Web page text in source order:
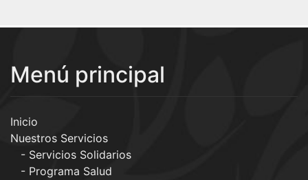
Menú principal
Inicio
Nuestros Servicios
Servicios Solidarios
Programa Salud